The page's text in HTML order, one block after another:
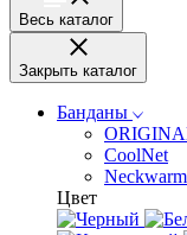
Весь каталог
Закрыть каталог
Банданы
CoolNet
Цвет